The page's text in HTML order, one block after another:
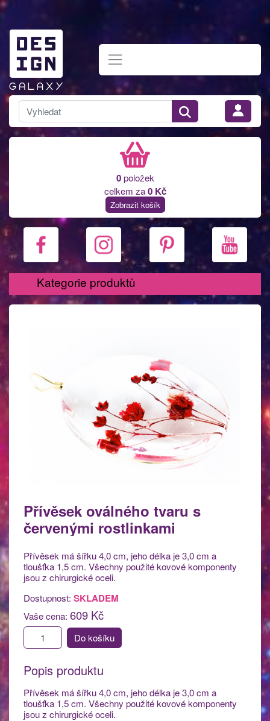
0položek
celkem za0 Kč
Zobrazit košík
Kategorie produktů
Přívěsek oválného tvaru s
červenými rostlinkami
Přívěsek má šířku 4,0 cm, jeho délka je 3,0 cm a
tloušťka 1,5 cm. Všechny použité kovové komponenty
jsou z chirurgické oceli.
Dostupnost: SKLADEM
Vaše cena: 609 Kč
Do košíku
Popis produktu
Přívěsek má šířku 4,0 cm, jeho délka je 3,0 cm a
tloušťka 1,5 cm. Všechny použité kovové komponenty
jsou z chirurgické oceli.